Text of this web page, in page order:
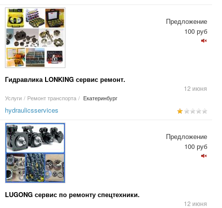
Гидравлика LONKING сервис ремонт.
12 июня
Услуги / Ремонт транспорта / Екатеринбург
Предложение
100 руб
hydraulicsservices
LUGONG сервис по ремонту спецтехники.
12 июня
Предложение
100 руб